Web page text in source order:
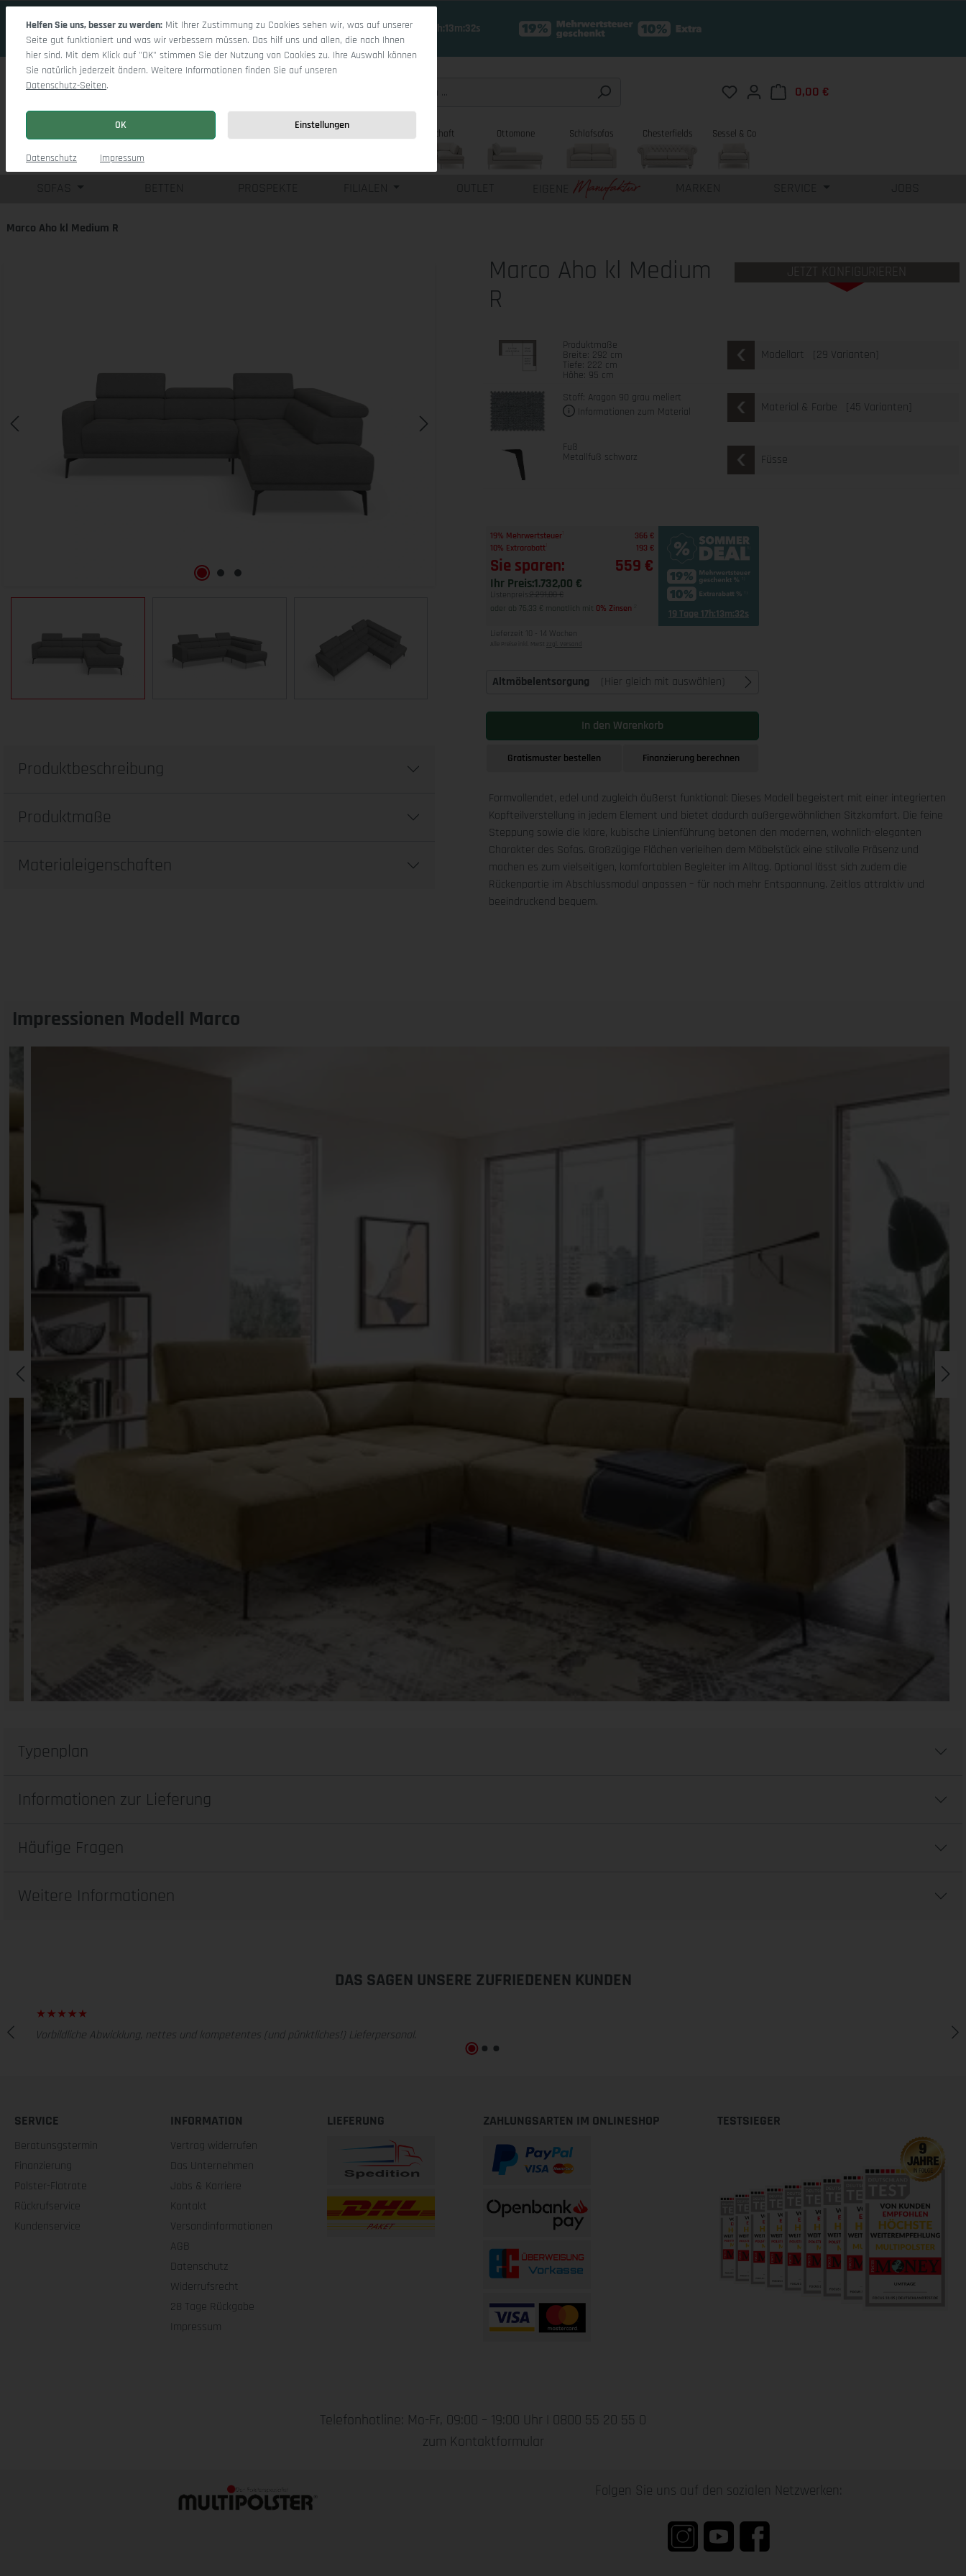
19 Tage 17h:13m:31s
Du hast 0 Produkte auf dem Merkzettel
0,00 €
Wohnlandschaft Ottomane Schlafsofas Chesterfields Sessel & Co
BETTEN PROSPEKTE FILIALEN OUTLET EIGENE MARKEN SERVICE JOBS
Marco Aho kl Medium R
Marco Aho kl Medium
R
JETZT KONFIGURIEREN
Produktmaße
Breite: 292 cm
Tiefe: 222 cm
Höhe: 95 cm
Modellart [29 Varianten]
Stoff: Aragon 90 grau meliert
Informationen zum Material
Material & Farbe [45 Varianten]
Fuß
Metallfuß schwarz Füsse
19% Mehrwertsteuer
366 €
10% Extrarabatt
193 €
Sie sparen: 559 €
Ihr Preis:1.732,00 €
Listenpreis: 2.291,00 €
oder ab 76,33 € monatlich mit 0% Zinsen 19 Tage 17h:13m:31s
Lieferzeit 10 - 14 Wochen
Alle Preise inkl. MwSt zzgl. Versand
Altmöbelentsorgung (Hier gleich mit auswählen)
In den Warenkorb
Gratismuster bestellen Finanzierung berechnen
Formvollendet, edel und zugleich äußerst funktional: Dieses Modell begeistert mit einer integrierten
Kopfteilverstellung in jedem Element und bietet dadurch außergewöhnlichen Sitzkomfort. Die feine
Steppung sowie die klare, kubische Linienführung betonen den modernen, wohnlich-eleganten
Charakter des Sofas. Großzügige Flächen verleihen dem Möbelstück eine stilvolle Präsenz und
machen es zum vielseitigen, komfortablen Begleiter im Alltag. Optional lässt sich zudem die
Rückenpartie im Abschlussmodul anpassen – für noch mehr Entspannung. Zeitlos attraktiv und
beeindruckend bequem.
Produktbeschreibung
Produktmaße
Materialeigenschaften
Impressionen Modell Marco
Typenplan
Informationen zur Lieferung
Häufige Fragen
Weitere Informationen
DAS SAGEN UNSERE ZUFRIEDENEN KUNDEN
Vorbildliche Abwicklung, nettes und kompetentes (und pünktliches!) Lieferpersonal.
SERVICE
Beratunsgstermin
Finanzierung
Polster-Flatrate
Rückrufservice
Kundenservice
INFORMATION
Vertrag widerrufen
Das Unternehmen
Jobs & Karriere
Kontakt
Versandinformationen
AGB
Datenschutz
Widerrufsrecht
28 Tage Rückgabe
Impressum
LIEFERUNG ZAHLUNGSARTEN IM ONLINESHOP TESTSIEGER
Telefonhotline: Mo-Fr, 09:00 – 19:00 Uhr | 0800 55 20 55 0
zum Kontaktformular
Folgen Sie uns auf den sozialen Netzwerken:
Helfen Sie uns, besser zu werden: Mit Ihrer Zustimmung zu Cookies sehen wir, was auf unserer
Seite gut funktioniert und was wir verbessern müssen. Das hilf uns und allen, die nach Ihnen
hier sind. Mit dem Klick auf "OK" stimmen Sie der Nutzung von Cookies zu. Ihre Auswahl können
Sie natürlich jederzeit ändern. Weitere Informationen finden Sie auf unseren
Datenschutz-Seiten.
OK Einstellungen
Datenschutz Impressum